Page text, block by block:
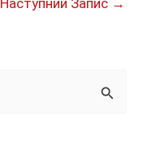
Наступний Запис →